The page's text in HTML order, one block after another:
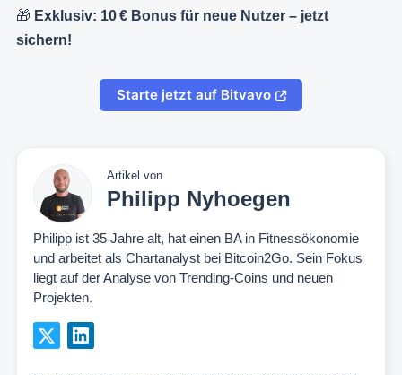
🎁 Exklusiv: 10 € Bonus für neue Nutzer – jetzt
sichern!
Starte jetzt auf Bitvavo
Artikel von
Philipp Nyhoegen
Philipp ist 35 Jahre alt, hat einen BA in Fitnessökonomie
und arbeitet als Chartanalyst bei Bitcoin2Go. Sein Fokus
liegt auf der Analyse von Trending-Coins und neuen
Projekten.